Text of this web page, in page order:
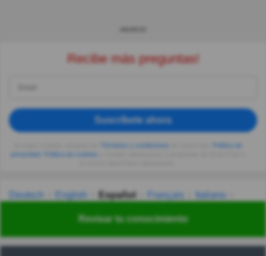
Revisar tu conocimiento
Recibe más preguntas!
Suscríbete ahora
privacidad
Deutsch English Español Français
Italiano
Українська हिन्दी 한국어 汉语